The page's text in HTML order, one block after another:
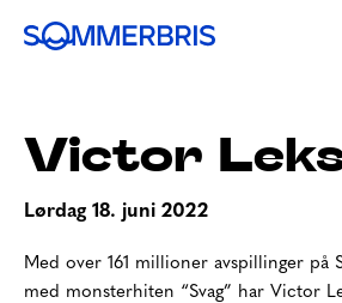
Victor
lørdag 18. juni 2022
Med over 161 millioner avspillinger på
med monsterhiten “Svag” har Victor